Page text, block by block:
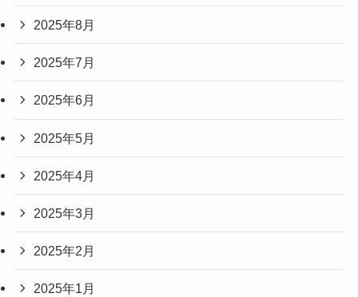
2025年8月
2025年7月
2025年6月
2025年5月
2025年4月
2025年3月
2025年2月
2025年1月